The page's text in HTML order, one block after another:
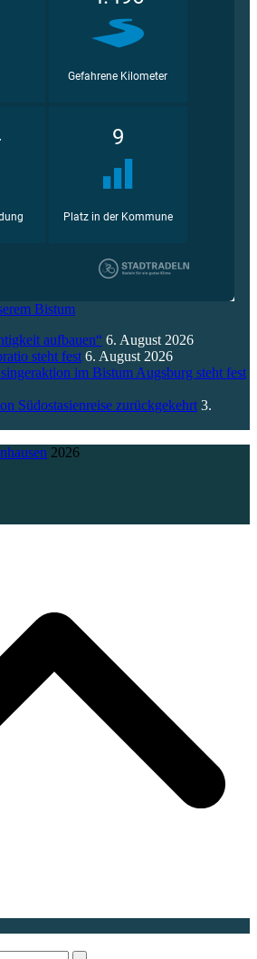
Bistum
aufbauen“ 6. August 2026
steht fest 6. August 2026
im Bistum Augsburg steht fest
Südostasienreise zurückgekehrt 3.
2026